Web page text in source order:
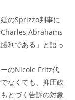
のSprizzo判事に
Charles Abrahams
利である」と語っ
のNicole Fritz代
なくても、抑圧政
とづく告訴の対象